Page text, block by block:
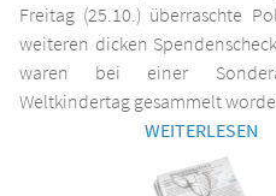
Freitag (25.10.) überraschte
weiteren dicken
waren bei einer
Weltkindertag gesammelt
WEITERLESEN